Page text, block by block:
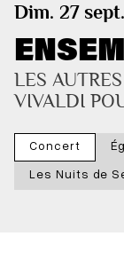
Dim. 27
LES
VIVALDI
Concert
Les Nuits de